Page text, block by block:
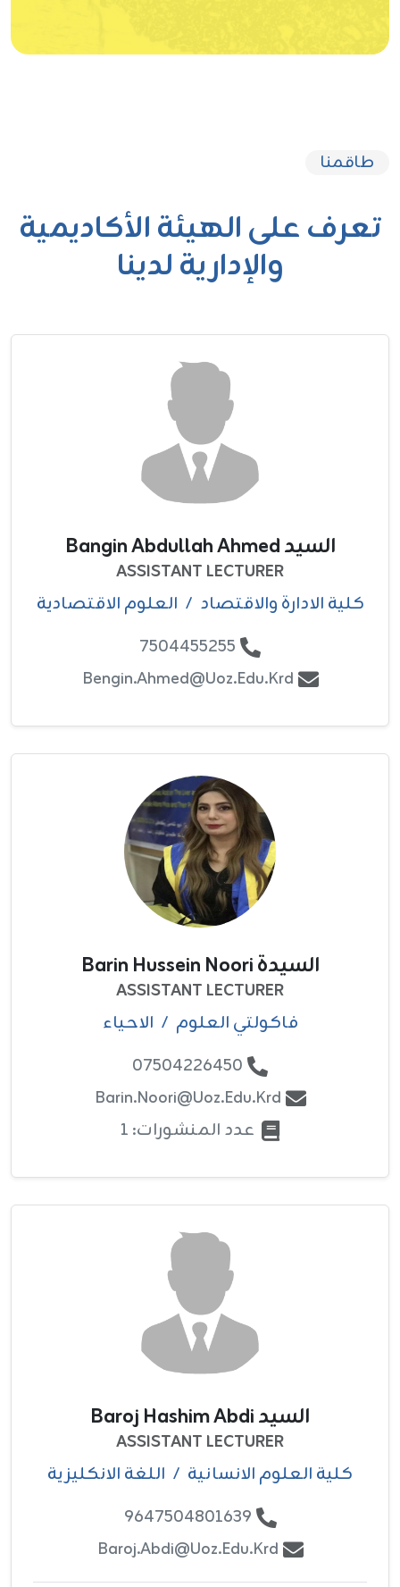
طاقمنا
تعرف على الهيئة الأكاديمية
والإدارية لدينا
السيد Bangin Abdullah Ahmed
ASSISTANT LECTURER
كلية الادارة والاقتصاد / العلوم الاقتصادية
7504455255
Bengin.ahmed@uoz.edu.krd
السيدة Barin Hussein Noori
ASSISTANT LECTURER
فاکولتي العلوم / الاحياء
07504226450
Barin.noori@uoz.edu.krd
عدد المنشورات: 1
السيد Baroj Hashim Abdi
ASSISTANT LECTURER
كلية العلوم الانسانية / اللغة الانكليزية
9647504801639
Baroj.abdi@uoz.edu.krd